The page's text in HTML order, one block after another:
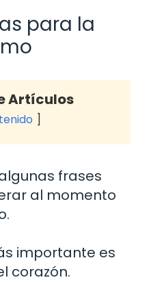
para la
Artículos
frases
al momento
importante es
corazón.